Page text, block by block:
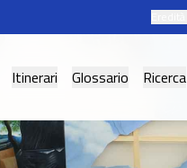
Itinerari Glossario Ricerca